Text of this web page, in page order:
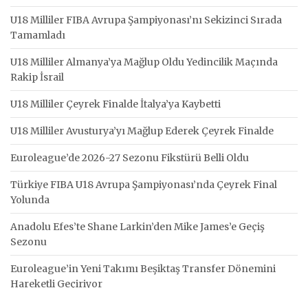
U18 Milliler FIBA Avrupa Şampiyonası’nı Sekizinci Sırada
Tamamladı
U18 Milliler Almanya’ya Mağlup Oldu Yedincilik Maçında
Rakip İsrail
U18 Milliler Çeyrek Finalde İtalya’ya Kaybetti
U18 Milliler Avusturya’yı Mağlup Ederek Çeyrek Finalde
Euroleague’de 2026-27 Sezonu Fikstürü Belli Oldu
Türkiye FIBA U18 Avrupa Şampiyonası’nda Çeyrek Final
Yolunda
Anadolu Efes’te Shane Larkin’den Mike James’e Geçiş
Sezonu
Euroleague’in Yeni Takımı Beşiktaş Transfer Dönemini
Hareketli Geçiriyor